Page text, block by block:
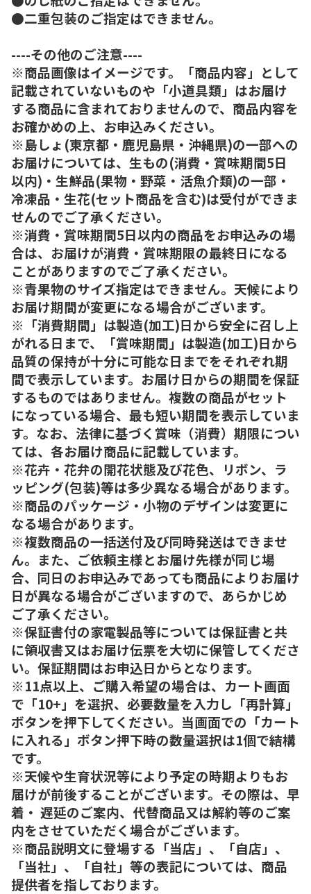
●二重包装のご指定はできません。
----その他のご注意----
※商品画像はイメージです。「商品内容」として
記載されていないものや「小道具類」はお届け
する商品に含まれておりませんので、商品内容を
お確かめの上、お申込みください。
※島しょ(東京都・鹿児島県・沖縄県)の一部への
お届けについては、生もの(消費・賞味期間5日
以内)・生鮮品(果物・野菜・活魚介類)の一部・
冷凍品・生花(セット商品を含む)は受付ができま
せんのでご了承ください。
※消費・賞味期間5日以内の商品をお申込みの場
合は、お届けが消費・賞味期限の最終日になる
ことがありますのでご了承ください。
※青果物のサイズ指定はできません。天候により
お届け期間が変更になる場合がございます。
※「消費期間」は製造(加工)日から安全に召し上
がれる日まで、「賞味期間」は製造(加工)日から
品質の保持が十分に可能な日までをそれぞれ期
間で表示しています。お届け日からの期間を保証
するものではありません。複数の商品がセット
になっている場合、最も短い期間を表示していま
す。なお、法律に基づく賞味（消費）期限につい
ては、各お届け商品に記載しています。
※花卉・花弁の開花状態及び花色、リボン、ラ
ッピング(包装)等は多少異なる場合があります。
※商品のパッケージ・小物のデザインは変更に
なる場合があります。
※複数商品の一括送付及び同時発送はできませ
ん。また、ご依頼主様とお届け先様が同じ場
合、同日のお申込みであっても商品によりお届け
日が異なる場合がございますので、あらかじめ
ご了承ください。
※保証書付の家電製品等については保証書と共
に領収書又はお届け伝票を大切に保管してくださ
い。保証期間はお申込日からとなります。
※11点以上、ご購入希望の場合は、カート画面
で「10+」を選択、必要数量を入力し「再計算」
ボタンを押下してください。当画面での「カート
に入れる」ボタン押下時の数量選択は1個で結構
です。
※天候や生育状況等により予定の時期よりもお
届けが前後することがございます。その際は、早
着・ 遅延のご案内、代替商品又は解約等のご案
内をさせていただく場合がございます。
※商品説明文に登場する「当店」、「自店」、
「当社」、「自社」等の表記については、商品
提供者を指しております。